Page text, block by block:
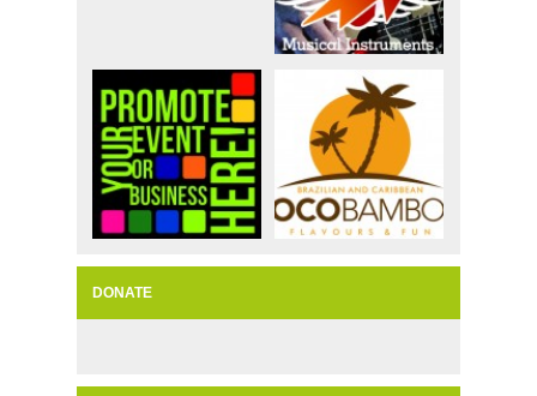
DONATE